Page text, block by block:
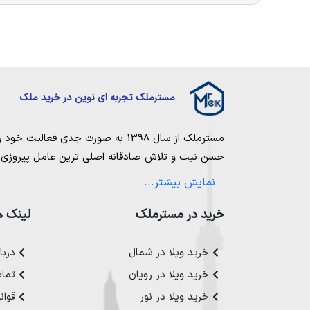
مسترملک تجربه ای نوین در خرید ملک
مسترملک از سال 1398 به صورت جدی فعالیت خود را آغاز کرد. ما در مجموعه
حسن نیت و تلاش صادقانه اصلی ترین عامل پیروزی
مساعی خویش را به کار میگیریم تا بتوانیم با
ملک در شمال،خرید زمین در نور خرید زمین در
رویان،خرید زمین در محمودآباد خرید
چمستان ،خرید ویلا در نوشهر خرید ویلا در
عزیز خدمت کنیم.
نمایش بیشتر...
خرید در مستر‌ملک
خرید ویلا در شمال
خرید ویلا در رویان
خرید ویلا در نور
لینک